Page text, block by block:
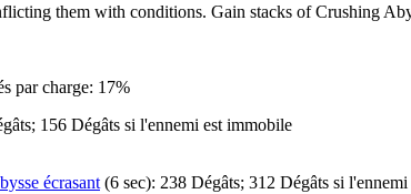
them with conditions. Gain stacks of Crushing
par charge: 17%
156 Dégâts si l'ennemi est immobile
écrasant (6 sec): 238 Dégâts; 312 Dégâts si